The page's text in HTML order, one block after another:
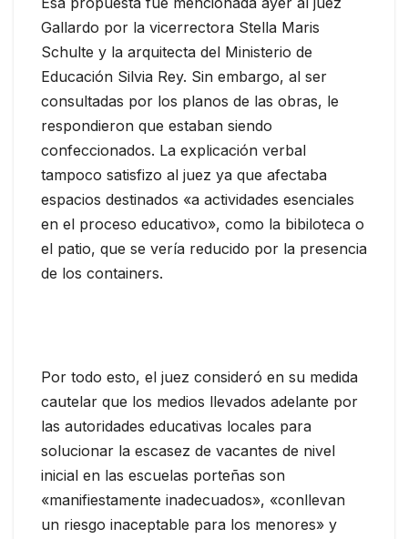
Gallardo por la vicerrectora Stella Maris
Schulte y la arquitecta del Ministerio de
Educación Silvia Rey. Sin embargo, al ser
consultadas por los planos de las obras, le
respondieron que estaban siendo
confeccionados. La explicación verbal
tampoco satisfizo al juez ya que afectaba
espacios destinados «a actividades esenciales
en el proceso educativo», como la bibiloteca o
el patio, que se vería reducido por la presencia
de los containers.
Por todo esto, el juez consideró en su medida
cautelar que los medios llevados adelante por
las autoridades educativas locales para
solucionar la escasez de vacantes de nivel
inicial en las escuelas porteñas son
«manifiestamente inadecuados», «conllevan
un riesgo inaceptable para los menores» y